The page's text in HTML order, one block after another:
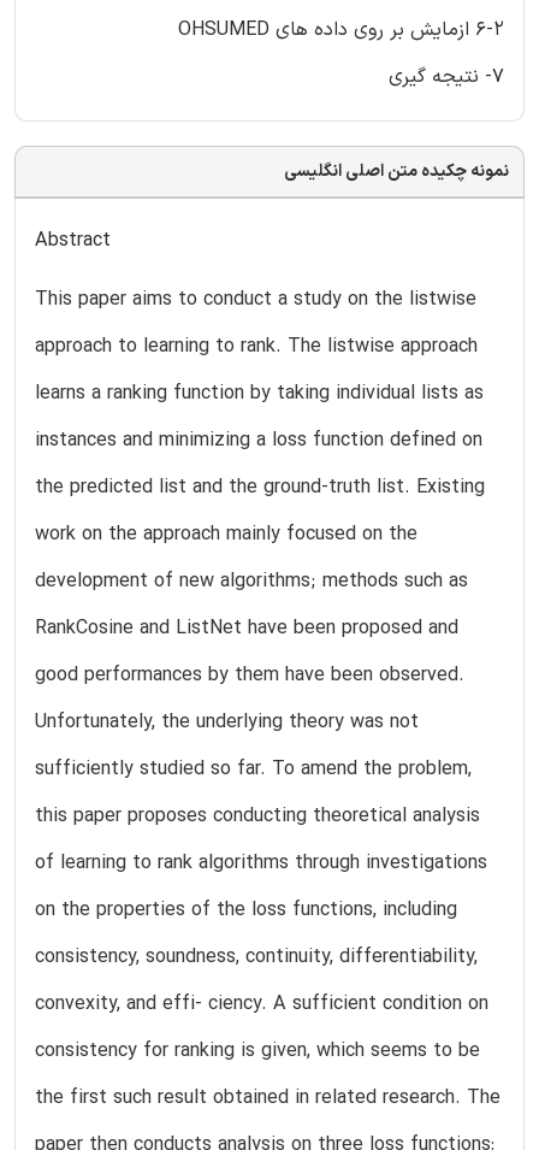
6-2 ازمایش بر روی داده های OHSUMED
7- نتیجه گیری
نمونه چکیده متن اصلی انگلیسی
Abstract
This paper aims to conduct a study on the listwise
approach to learning to rank. The listwise approach
learns a ranking function by taking individual lists as
instances and minimizing a loss function defined on
the predicted list and the ground-truth list. Existing
work on the approach mainly focused on the
development of new algorithms; methods such as
RankCosine and ListNet have been proposed and
good performances by them have been observed.
Unfortunately, the underlying theory was not
sufficiently studied so far. To amend the problem,
this paper proposes conducting theoretical analysis
of learning to rank algorithms through investigations
on the properties of the loss functions, including
consistency, soundness, continuity, differentiability,
convexity, and effi- ciency. A sufficient condition on
consistency for ranking is given, which seems to be
the first such result obtained in related research. The